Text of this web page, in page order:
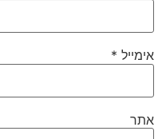
אימייל *
אתר